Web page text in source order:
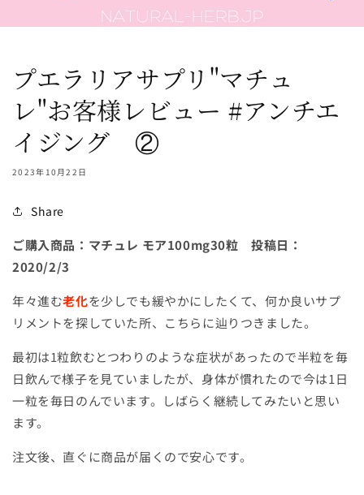
プエラリアサプリ"マチュ
レ"お客様レビュー #アンチエ
イジング ②
2023年10月22日
Share
ご購入商品：マチュレ モア100mg30粒 投稿日：
2020/2/3
年々進む老化を少しでも緩やかにしたくて、何か良いサプ
リメントを探していた所、こちらに辿りつきました。
最初は1粒飲むとつわりのような症状があったので半粒を毎
日飲んで様子を見ていましたが、身体が慣れたので今は1日
一粒を毎日のんでいます。しばらく継続してみたいと思い
ます。
注文後、直ぐに商品が届くので安心です。